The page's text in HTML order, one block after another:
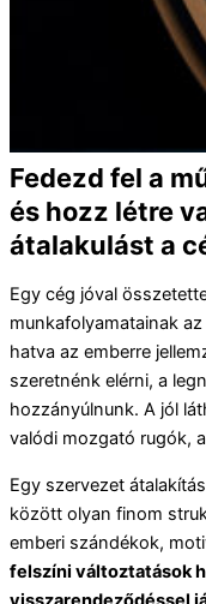
Fedezd fel a
és hozz létre
átalakulást a
Egy cég jóval
munkafolyamatainak
hatva az emberre
szeretnénk elérni, a
hozzányúlnunk. A jól
valódi mozgató rugók,
Egy szervezet
között olyan finom
emberi szándékok,
felszíni változtatások